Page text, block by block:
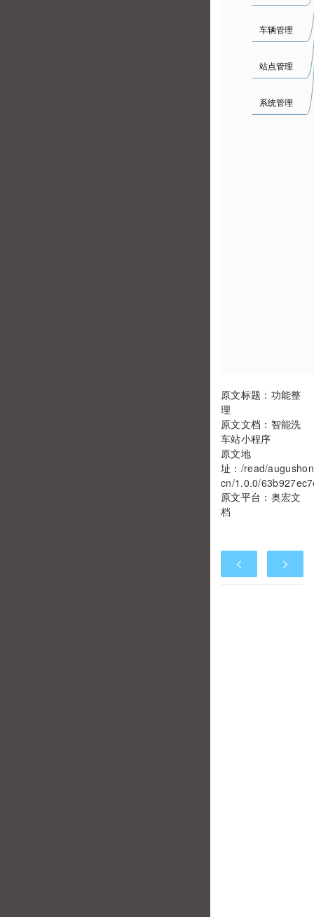
车辆管理
站点管理
系统管理
原文标题：功能整
理
原文文档：智能洗
车站小程序
原文地
址： /read/
cn/1.0.0/
原文平台： 奥宏文
档